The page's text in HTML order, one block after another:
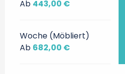
Ab 443,00 €
Woche (Möbliert)
Ab 682,00 €